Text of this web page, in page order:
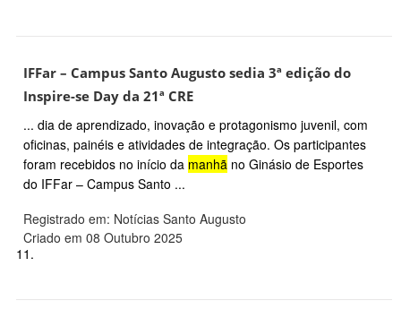
IFFar – Campus Santo Augusto sedia 3ª edição do
Inspire-se Day da 21ª CRE
... dia de aprendizado, inovação e protagonismo juvenil, com
oficinas, painéis e atividades de integração. Os participantes
foram recebidos no início da manhã no Ginásio de Esportes
do IFFar – Campus Santo ...
Registrado em: Notícias Santo Augusto
Criado em 08 Outubro 2025
11.